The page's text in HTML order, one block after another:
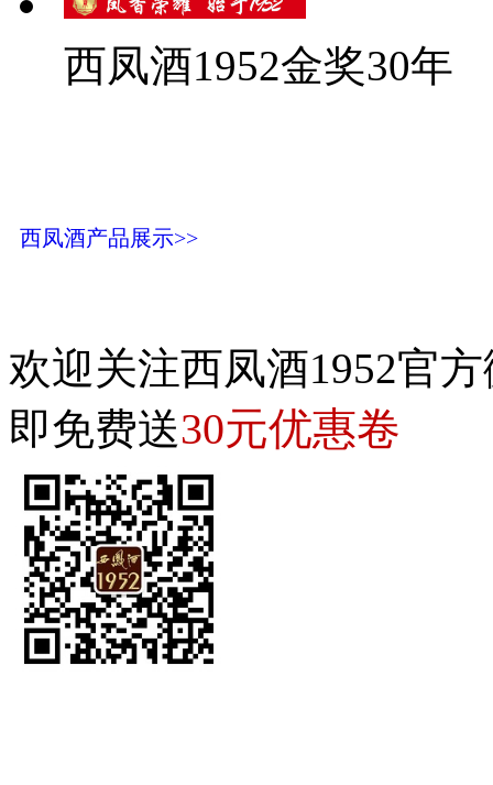
西凤酒1952金奖30年
西凤酒产品展示>>
欢迎关注西凤酒1952官
即免费送30元优惠卷